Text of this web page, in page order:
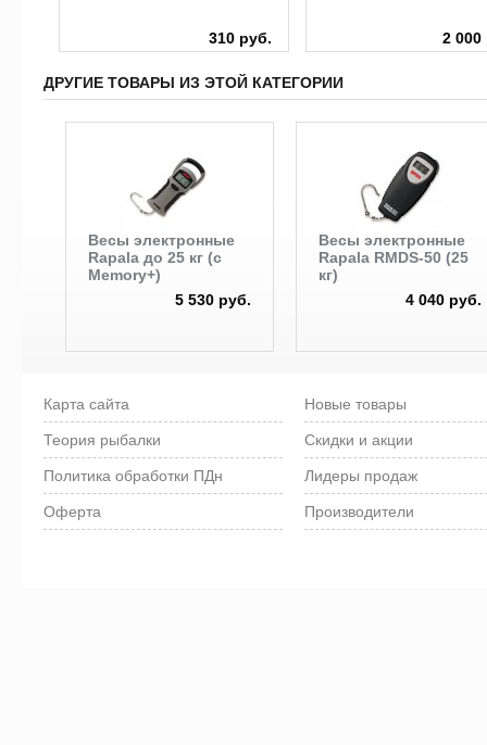
310 руб. 2 000
ДРУГИЕ ТОВАРЫ ИЗ ЭТОЙ КАТЕГОРИИ
Весы электронные
Rapala до 25 кг (с
Memory+)
5 530 руб.
Весы электронные
Rapala RMDS-50 (25
кг)
4 040 руб.
Карта сайта
Теория рыбалки
Политика обработки ПДн
Оферта
Новые товары
Скидки и акции
Лидеры продаж
Производители